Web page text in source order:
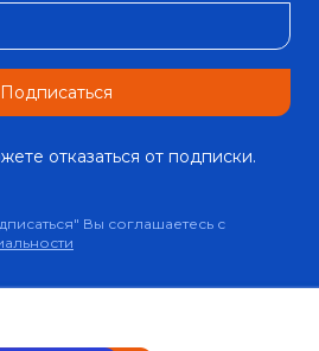
Подписаться
отказаться от подписки.
Вы соглашаетесь с